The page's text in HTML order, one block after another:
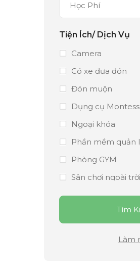
Học Phí
Tiện Ích/ Dịch Vụ
Camera
Có xe đưa đón
Đón muộn
Dụng cụ
Ngoại khóa
Phần mềm quản
Phòng GYM
Sân chơi ngoài trời
Thư viện
Trông thứ Bảy
Tìm
Làm